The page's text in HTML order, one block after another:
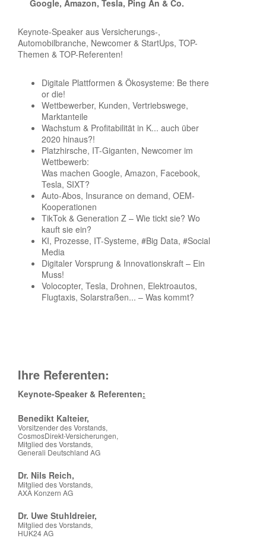
Google, Amazon, Tesla, Ping An & Co.
Keynote-Speaker aus Versicherungs-,
Automobilbranche, Newcomer & StartUps, TOP-
Themen & TOP-Referenten!
Digitale Plattformen & Ökosysteme: Be there
or die!
Wettbewerber, Kunden, Vertriebswege,
Marktanteile
Wachstum & Profitabilität in K... auch über
2020 hinaus?!
Platzhirsche, IT-Giganten, Newcomer im
Wettbewerb:
Was machen Google, Amazon, Facebook,
Tesla, SIXT?
Auto-Abos, Insurance on demand, OEM-
Kooperationen
TikTok & Generation Z – Wie tickt sie? Wo
kauft sie ein?
KI, Prozesse, IT-Systeme, #Big Data, #Social
Media
Digitaler Vorsprung & Innovationskraft – Ein
Muss!
Volocopter, Tesla, Drohnen, Elektroautos,
Flugtaxis, Solarstraßen... – Was kommt?
Ihre Referenten:
Keynote-Speaker & Referenten:
Benedikt Kalteier,
Vorsitzender des Vorstands,
CosmosDirekt-Versicherungen,
Mitglied des Vorstands,
Generali Deutschland AG
Dr. Nils Reich,
Mitglied des Vorstands,
AXA Konzern AG
Dr. Uwe Stuhldreier,
Mitglied des Vorstands,
HUK24 AG